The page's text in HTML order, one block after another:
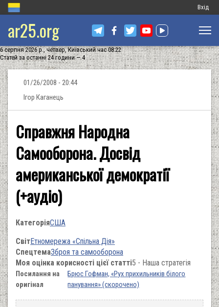
Меню
запису
Вхід
ar25.org
6 серпня 2026 р., четвер, Київський час 08:22
Статей за останні 24 години — 4
01/26/2008 - 20:44
Ігор Каганець
Справжня Народна
Самооборона. Досвід
американської демократії
(+аудіо)
КатегоріяСША
СвітЕтномережа «Спільна Дія»
СпецтемаЗброя та самооборона
Моя оцінка корисності цієї статті5 - Наша стратегія
Посилання на
оригінал
Брюс Гофман, «Рух прихильників білого
панування» (скорочено)